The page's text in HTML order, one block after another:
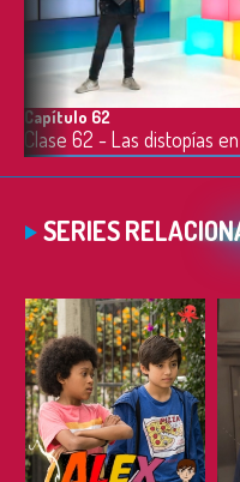
Capítulo 62
SERIES